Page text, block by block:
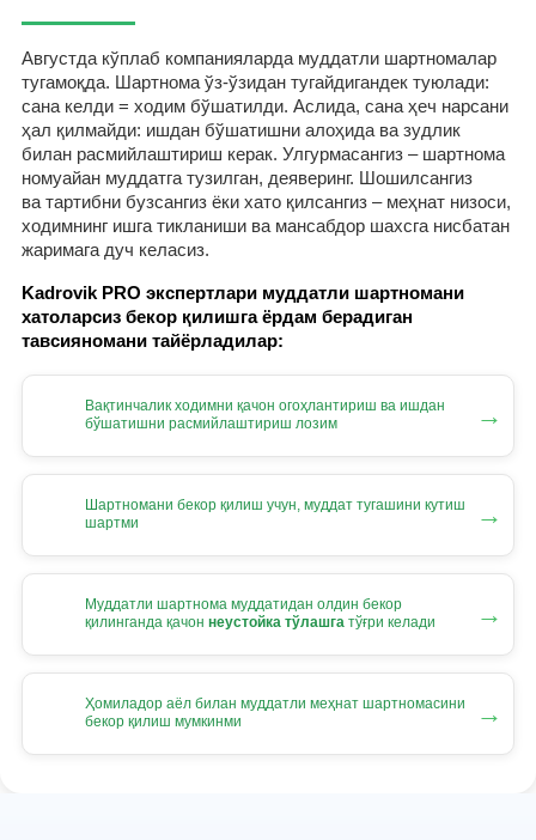
Августда кўплаб компанияларда муддатли шартномалар
тугамоқда. Шартнома ўз-ўзидан тугайдигандек туюлади:
сана келди = ходим бўшатилди. Аслида, сана ҳеч нарсани
ҳал қилмайди: ишдан бўшатишни алоҳида ва зудлик
билан расмийлаштириш керак. Улгурмасангиз – шартнома
номуайан муддатга тузилган, деяверинг. Шошилсангиз
ва тартибни бузсангиз ёки хато қилсангиз – меҳнат низоси,
ходимнинг ишга тикланиши ва мансабдор шахсга нисбатан
жаримага дуч келасиз.
Kadrovik PRO экспертлари муддатли шартномани
хатоларсиз бекор қилишга ёрдам берадиган
тавсияномани тайёрладилар:
Вақтинчалик ходимни қачон огоҳлантириш ва ишдан
бўшатишни расмийлаштириш лозим
→
Шартномани бекор қилиш учун, муддат тугашини кутиш
шартми
→
Муддатли шартнома муддатидан олдин бекор
қилинганда қачон неустойка тўлашга тўғри келади →
Ҳомиладор аёл билан муддатли меҳнат шартномасини
бекор қилиш мумкинми
→